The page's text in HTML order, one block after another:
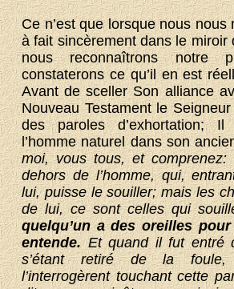
Ce n’est que lorsque nous nous
à fait sincèrement dans le miroir
nous reconnaîtrons notre
constaterons ce qu’il en est
Avant de sceller Son alliance
Nouveau Testament le
des paroles d’exhortation; Il
l’homme naturel dans son
moi, vous tous, et
dehors de l’homme, qui,
lui, puisse le souiller; mais les
de lui, ce sont celles qui
quelqu’un a des oreilles pour
entende.Et quand il fut entré
s’étant retiré de la foule,
l’interrogèrent touchant cette